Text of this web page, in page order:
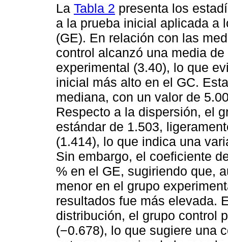
La Tabla 2 presenta los
a la prueba inicial aplicada a
(GE). En relación con las
control alcanzó una media
experimental (3.40), lo que
inicial más alto en el GC.
mediana, con un valor de
Respecto a la dispersión, el
estándar de 1.503,
(1.414), lo que indica una
Sin embargo, el coeficiente
% en el GE, sugiriendo que,
menor en el grupo
resultados fue más elevada.
distribución, el grupo control
(−0.678), lo que sugiere una